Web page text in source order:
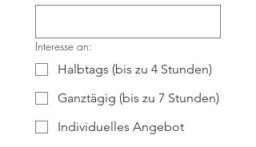
Interesse an:
Halbtags (bis zu 4 Stunden)
Ganztägig (bis zu 7 Stunden)
Individuelles Angebot